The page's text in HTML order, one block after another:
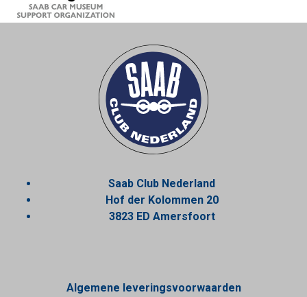
Saab Club Nederland
Hof der Kolommen 20
3823 ED Amersfoort
Algemene leveringsvoorwaarden